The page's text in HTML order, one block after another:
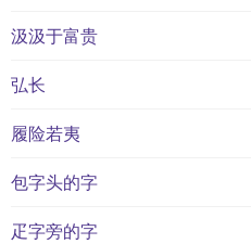
汲汲于富贵
弘长
履险若夷
包字头的字
疋字旁的字